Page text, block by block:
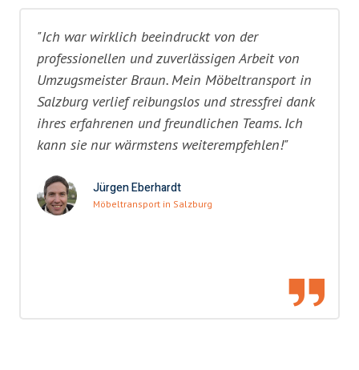
"Ich war wirklich beeindruckt von der
professionellen und zuverlässigen Arbeit von
Umzugsmeister Braun. Mein Möbeltransport in
Salzburg verlief reibungslos und stressfrei dank
ihres erfahrenen und freundlichen Teams. Ich
kann sie nur wärmstens weiterempfehlen!"
Jürgen Eberhardt
Möbeltransport in Salzburg